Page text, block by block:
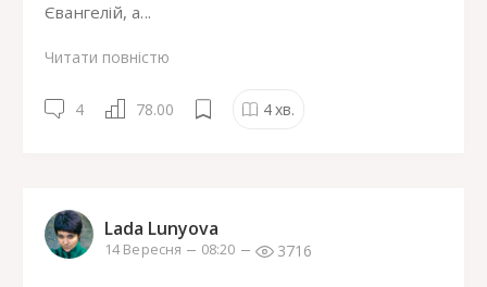
Євангелій, а...
Читати повністю
4 78.00 4хв.
Lada Lunyova
14 Вересня 08:20 3716